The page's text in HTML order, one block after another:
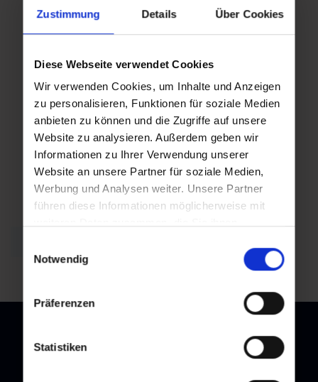
Zustimmung Details Über Cookies
Diese Webseite verwendet Cookies
Wir verwenden Cookies, um Inhalte und Anzeigen
zu personalisieren, Funktionen für soziale Medien
anbieten zu können und die Zugriffe auf unsere
Website zu analysieren. Außerdem geben wir
Informationen zu Ihrer Verwendung unserer
Website an unsere Partner für soziale Medien,
Werbung und Analysen weiter. Unsere Partner
führen diese Informationen möglicherweise mit
Nutzung der Dienste gesammelt haben.
Notwendig
Präferenzen
Statistiken
Tue,
11.08.2026
08:30
Tue,
18.08.2026
08:30
Tue,
25.08.2026
08:30